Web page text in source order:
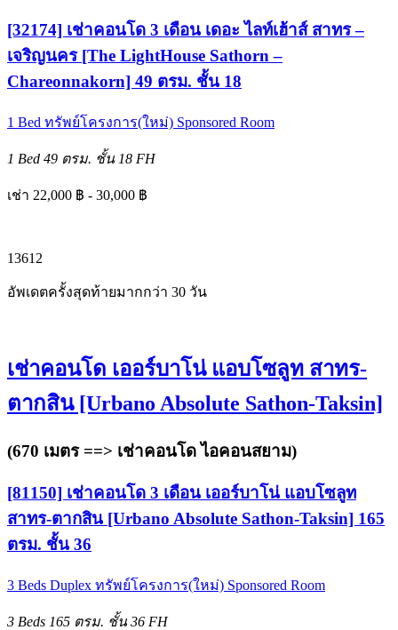
[32174] เช่าคอนโด 3 เดือน เดอะ ไลท์เฮ้าส์ สาทร –
เจริญนคร [The LightHouse Sathorn –
Chareonnakorn] 49 ตรม. ชั้น 18
1 Bed ทรัพย์โครงการ(ใหม่) Sponsored Room
1 Bed 49 ตรม. ชั้น 18 FH
เช่า 22,000 ฿ - 30,000 ฿
13612
อัพเดตครั้งสุดท้ายมากกว่า 30 วัน
เช่าคอนโด เออร์บาโน่ แอบโซลูท สาทร-
ตากสิน [Urbano Absolute Sathon-Taksin]
(670 เมตร ==> เช่าคอนโด ไอคอนสยาม)
[81150] เช่าคอนโด 3 เดือน เออร์บาโน่ แอบโซลูท
สาทร-ตากสิน [Urbano Absolute Sathon-Taksin] 165
ตรม. ชั้น 36
3 Beds Duplex ทรัพย์โครงการ(ใหม่) Sponsored Room
3 Beds 165 ตรม. ชั้น 36 FH